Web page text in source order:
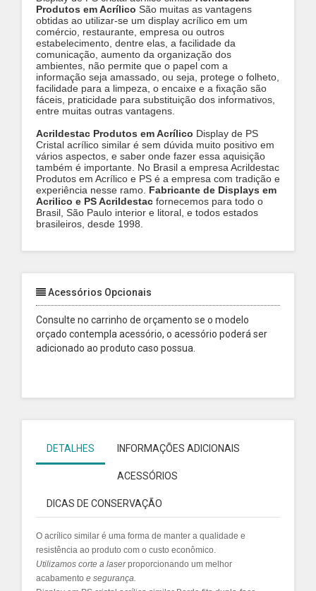
Produtos em Acrílico São muitas as vantagens
obtidas ao utilizar-se um display acrílico em um
comércio, restaurante, empresa ou outros
estabelecimento, dentre elas, a facilidade da
comunicação, aumento da organização dos
ambientes, não permite que o papel com a
informação seja amassado, ou seja, protege o folheto,
facilidade para a limpeza, o encaixe e a fixação são
fáceis, praticidade para substituição dos informativos,
entre muitas outras vantagens.
Acrildestac Produtos em Acrílico Display de PS
Cristal acrílico similar é sem dúvida muito positivo em
vários aspectos, e saber onde fazer essa aquisição
também é importante. No Brasil a empresa Acrildestac
Produtos em Acrílico e PS é a empresa com tradição e
experiência nesse ramo. Fabricante de Displays em
Acrilico e PS Acrildestac fornecemos para todo o
Brasil, São Paulo interior e litoral, e todos estados
brasileiros, desde 1998.
Acessórios Opcionais
Consulte no carrinho de orçamento se o modelo
orçado contempla acessório, o acessório poderá ser
adicionado ao produto caso possua.
DETALHES INFORMAÇÕES ADICIONAIS
ACESSÓRIOS
DICAS DE CONSERVAÇÃO
O acrílico similar é uma forma de manter a qualidade e
resistência ao produto com o custo econômico.
Utilizamos corte a laserproporcionando um melhor
acabamento e segurança.